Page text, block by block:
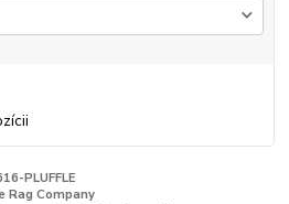
PLUFFLE
Rag Company